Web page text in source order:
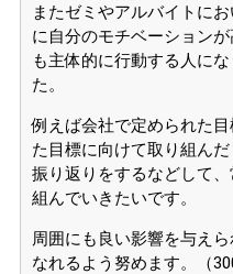
またゼミやアルバイトに
に自分のモチベーション
も主体的に行動する人に
た。
例えば会社で定められた
た目標に向けて取り組ん
振り返りをするなどして
組んでいきたいです。
周囲にも良い影響を与え
なれるよう努めます。（